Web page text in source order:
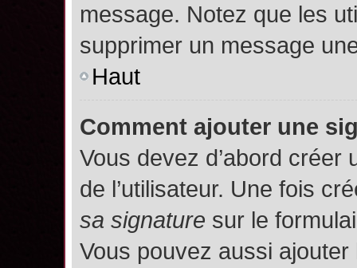
message. Notez que les
supprimer un message
Haut
Comment ajouter une
Vous devez d’abord
de l’utilisateur. Une fois
sa signature sur le
Vous pouvez aussi